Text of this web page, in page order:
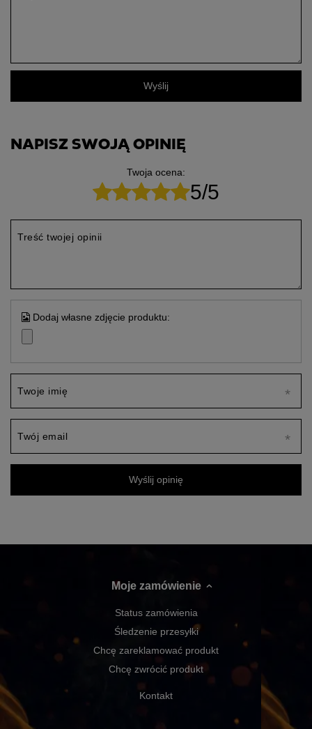
Wyślij
NAPISZ SWOJĄ OPINIĘ
Twoja ocena:
5/5
Treść twojej opinii
Dodaj własne zdjęcie produktu:
Twoje imię
Twój email
Wyślij opinię
Moje zamówienie
Status zamówienia
Śledzenie przesyłki
Chcę zareklamować produkt
Chcę zwrócić produkt
Kontakt